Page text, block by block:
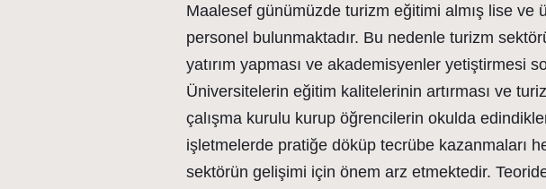
Maalesef günümüzde turizm eğitimi almış lise ve
personel bulunmaktadır. Bu nedenle turizm
yatırım yapması ve akademisyenler yetiştirmesi
Üniversitelerin eğitim kalitelerinin artırması ve
çalışma kurulu kurup öğrencilerin okulda
işletmelerde pratiğe döküp tecrübe kazanmaları
sektörün gelişimi için önem arz etmektedir.